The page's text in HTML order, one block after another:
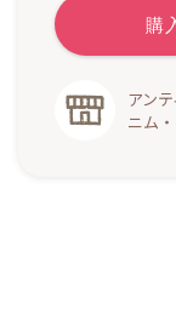
アン
ニム